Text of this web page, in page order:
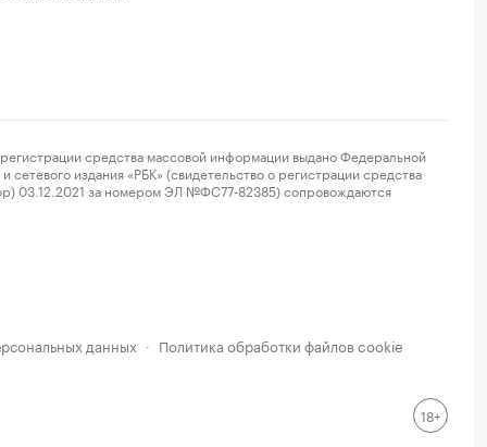
средства массовой информации выдано Федеральной
издания «РБК» (свидетельство о регистрации средства
03.12.2021 за номером ЭЛ №ФС77-82385) сопровождаются
данных · Политика обработки файлов cookie
18+